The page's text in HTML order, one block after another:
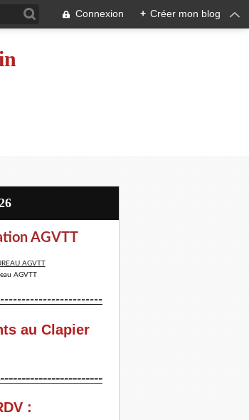
Connexion + Créer mon blog
AGVTT
AGVTT
au Clapier
: